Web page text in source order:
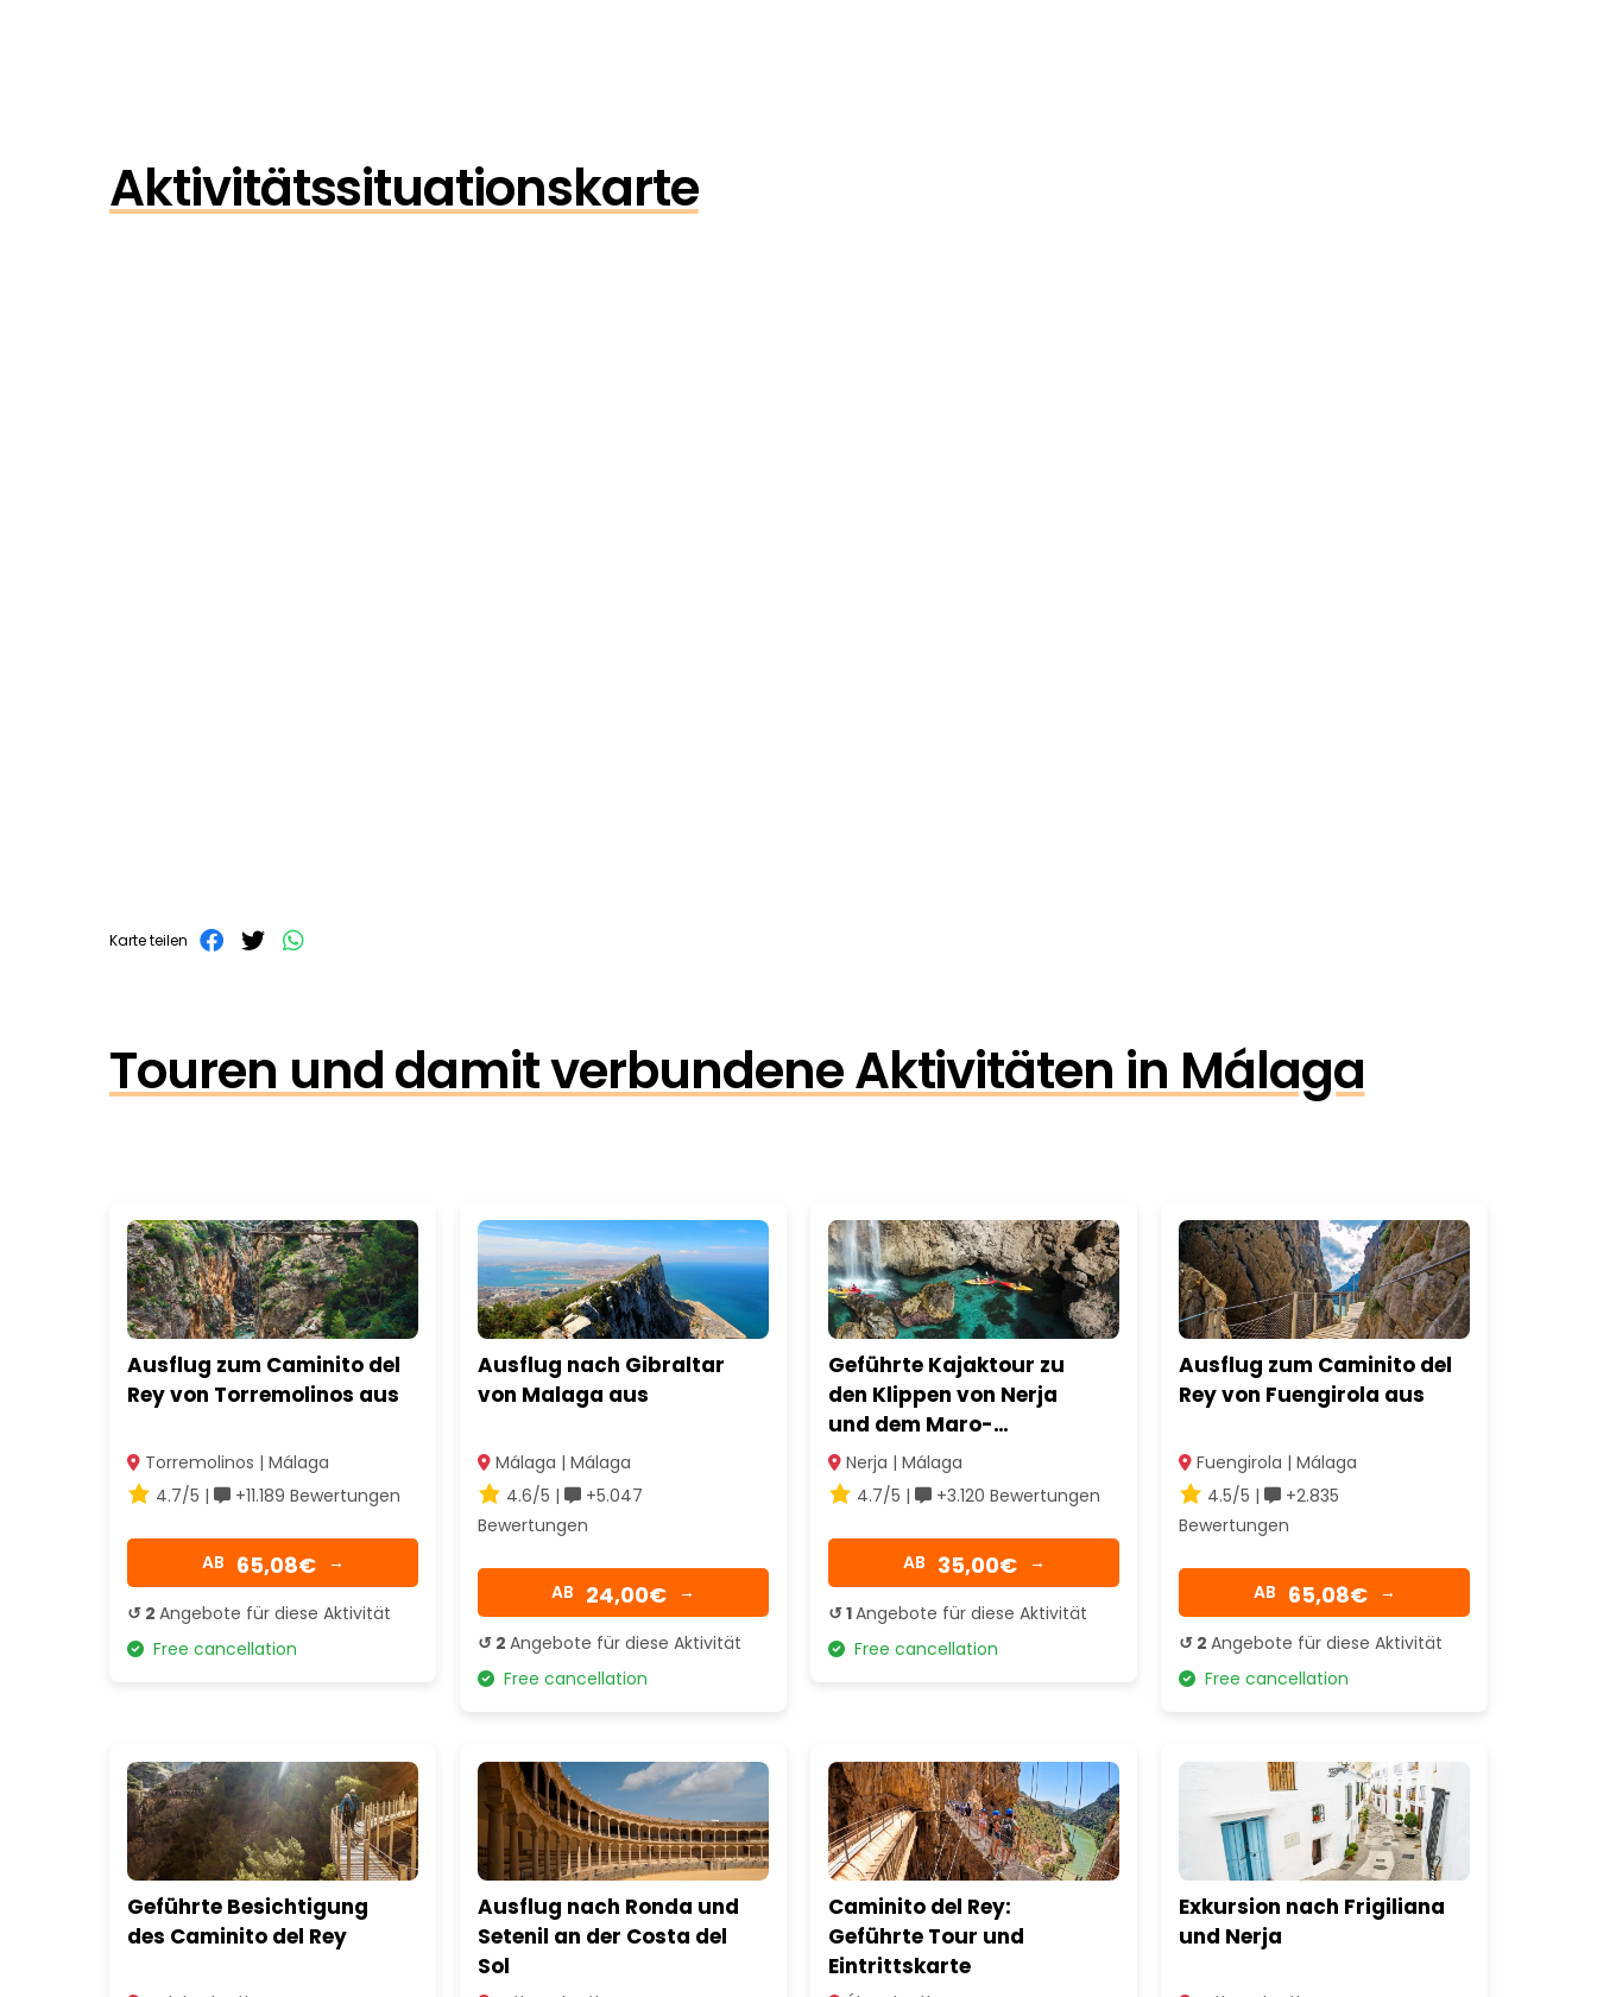
Aktivitätssituationskarte
Karte teilen
Touren und damit verbundene Aktivitäten in Málaga
Ausflug zum Caminito del
Rey von Torremolinos aus
Torremolinos | Málaga
4.7/5 |
+11.189 Bewertungen
AB 65,08€ →
↺ 2 Angebote für diese Aktivität
Free cancellation
Ausflug nach Gibraltar
von Malaga aus
Málaga | Málaga
4.6/5 |
+5.047
Bewertungen
AB 24,00€ →
↺ 2 Angebote für diese Aktivität
Free cancellation
Geführte Kajaktour zu
den Klippen von Nerja
und dem Maro-
Wasserfall
Nerja | Málaga
4.7/5 |
+3.120 Bewertungen
AB 35,00€ →
↺ 1Angebote für diese Aktivität
Free cancellation
Ausflug zum Caminito del
Rey von Fuengirola aus
Fuengirola | Málaga
4.5/5 |
+2.835
Bewertungen
AB 65,08€ →
↺ 2 Angebote für diese Aktivität
Free cancellation
Geführte Besichtigung
des Caminito del Rey
Ausflug nach Ronda und
Setenil an der Costa del
Sol
Caminito del Rey:
Geführte Tour und
Eintrittskarte
Exkursion nach Frigiliana
und Nerja